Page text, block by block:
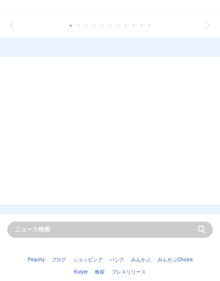
Peachy ブログ ショッピング バンク みんかぶ
みんかぶChoice
Kstyle
株探 プレスリリース